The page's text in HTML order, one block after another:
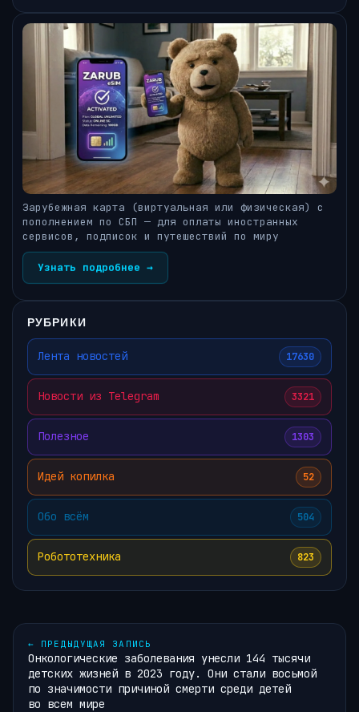
Зарубежная карта (виртуальная или физическая) с
пополнением по СБП — для оплаты иностранных
сервисов, подписок и путешествий по миру
Узнать подробнее →
РУБРИКИ
Лента новостей 17630
Новости из Telegram 3321
Полезное 1303
Идей копилка 52
Обо всём 504
Робототехника 823
← ПРЕДЫДУЩАЯ ЗАПИСЬ
Онкологические заболевания унесли 144 тысячи
детских жизней в 2023 году. Они стали восьмой
по значимости причиной смерти среди детей
во всем мире